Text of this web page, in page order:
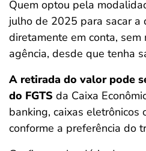
Quem optou pela
julho de 2025 para sacar a
diretamente em conta, sem
agência, desde que tenha
A retirada do valor pode
do FGTS da Caixa
banking, caixas eletrônicos
conforme a preferência do